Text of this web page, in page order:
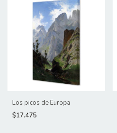
Los picos de Europa
$17.475